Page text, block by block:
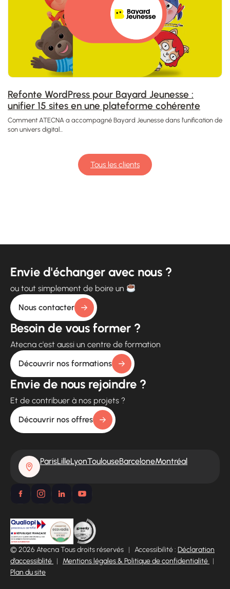
Refonte WordPress pour Bayard Jeunesse :
unifier 15 sites en une plateforme cohérente
Comment ATECNA a accompagné Bayard Jeunesse dans l’unification de
son univers digital...
Tous les clients
Envie d'échanger avec nous ?
ou tout simplement de boire un
Nous contacter
Besoin de vous former ?
Atecna c'est aussi un centre de formation
Découvrir nos formations
Envie de nous rejoindre ?
Et de contribuer à nos projets ?
Découvrir nos offres
ParisLilleLyonToulouseBarceloneMontréal
© 2026 Atecna Tous droits réservés | Accessibilité : Déclaration
d’accessiblité | Mentions légales & Politique de confidentialité |
Plan du site